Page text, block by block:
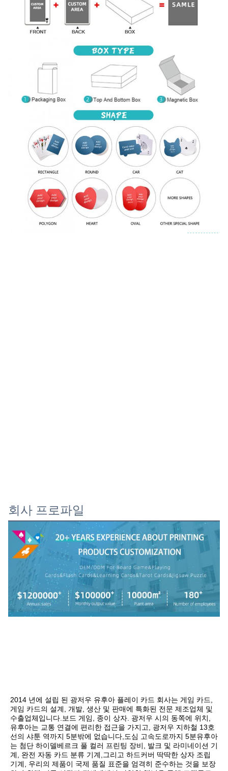
회사 프로파일
2014 년에 설립 된 광저우 유후아 플레이 카드 회사는 게임 카드,
게임 카드의 설계, 개발, 생산 및 판매에 특화된 전문 제조업체 및
수출업체입니다.보드 게임, 종이 상자. 광저우 시의 동쪽에 위치,
유후아는 교통 연결에 편리한 접근을 가지고, 광저우 지하철 13호
선의 샤툰 역까지 5분밖에 없습니다,도심 고속도로까지 5분유후아
는 첨단 하이델베르크 풀 컬러 프린팅 장비, 발크 및 라미네이션 기
계, 완전 자동 카드 분류 기계,그리고 하드커버 딱딱한 상자 조립
기계, 우리의 제품이 국제 품질 표준을 엄격히 준수하는 것을 보장